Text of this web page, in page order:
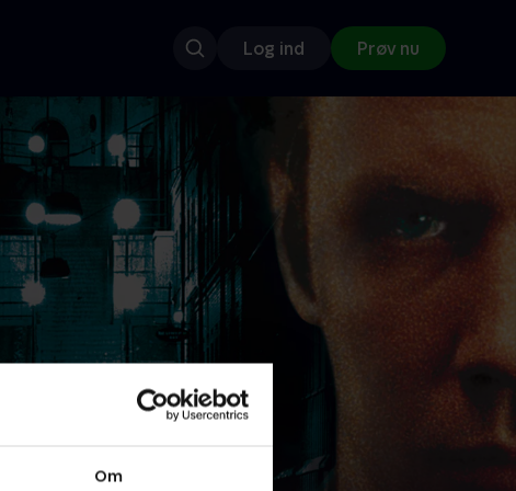
Om
Log ind Prøv nu